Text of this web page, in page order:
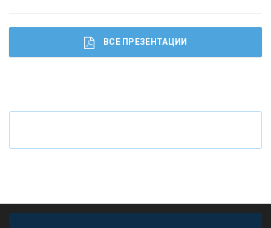
Что будет с наличными деньгами при цифровом
ВСЕ ПРЕЗЕНТАЦИИ